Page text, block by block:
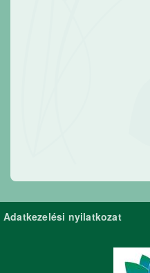
Adatkezelési nyilatkozat